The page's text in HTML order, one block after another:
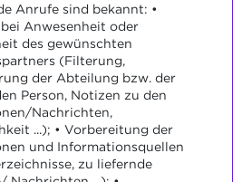
Anrufe sind bekannt: •
Anwesenheit oder
des gewünschten
(Filterung,
der Abteilung bzw. der
Person, Notizen zu den
Nachrichten,
...); • Vorbereitung der
und Informationsquellen
zu liefernde